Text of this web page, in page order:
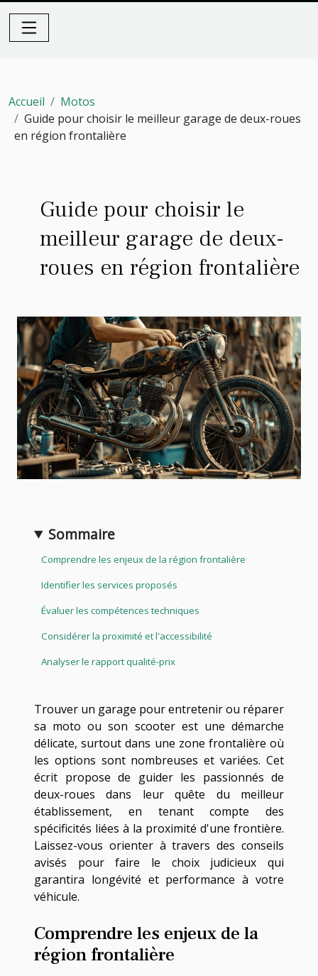
Accueil
Motos
Guide pour choisir le meilleur garage de deux-roues
en région frontalière
Guide pour choisir le
meilleur garage de deux-
roues en région frontalière
Sommaire
Comprendre les enjeux de la région frontalière
Identifier les services proposés
Évaluer les compétences techniques
Considérer la proximité et l'accessibilité
Analyser le rapport qualité-prix
Trouver un garage pour entretenir ou réparer
sa moto ou son scooter est une démarche
délicate, surtout dans une zone frontalière où
les options sont nombreuses et variées. Cet
écrit propose de guider les passionnés de
deux-roues dans leur quête du meilleur
établissement, en tenant compte des
spécificités liées à la proximité d'une frontière.
Laissez-vous orienter à travers des conseils
avisés pour faire le choix judicieux qui
garantira longévité et performance à votre
véhicule.
Comprendre les enjeux de la
région frontalière